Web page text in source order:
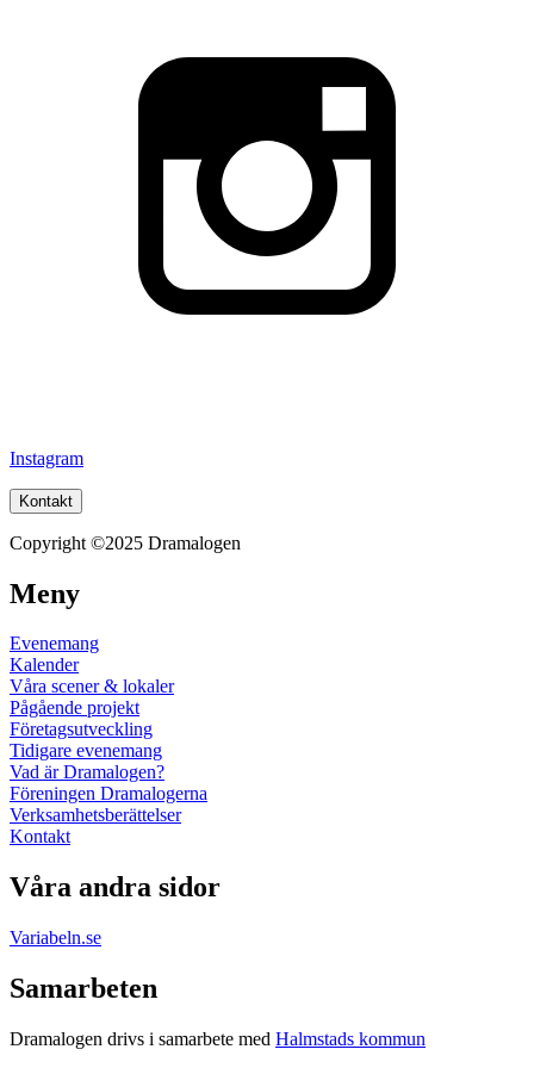
Instagram
Kontakt
Copyright ©2025 Dramalogen
Meny
Evenemang
Kalender
Våra scener & lokaler
Pågående projekt
Företagsutveckling
Tidigare evenemang
Vad är Dramalogen?
Föreningen Dramalogerna
Verksamhetsberättelser
Kontakt
Våra andra sidor
Variabeln.se
Samarbeten
Dramalogen drivs i samarbete med Halmstads kommun